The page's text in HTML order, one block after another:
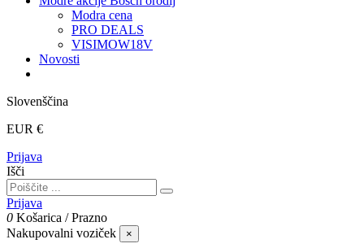
Modra cena
PRO DEALS
VISIMOW18V
Novosti
Slovenščina
EUR €
Prijava
Išči
Prijava
0 Košarica /Prazno
Nakupovalni voziček
×